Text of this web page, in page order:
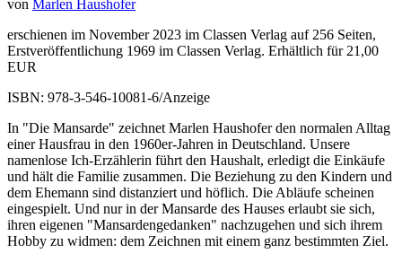
von Marlen Haushofer
erschienen im November 2023 im Classen Verlag auf 256 Seiten,
Erstveröffentlichung 1969 im Classen Verlag. Erhältlich für 21,00
EUR
ISBN: 978-3-546-10081-6/Anzeige
In "Die Mansarde" zeichnet Marlen Haushofer den normalen Alltag
einer Hausfrau in den 1960er-Jahren in Deutschland. Unsere
namenlose Ich-Erzählerin führt den Haushalt, erledigt die Einkäufe
und hält die Familie zusammen. Die Beziehung zu den Kindern und
dem Ehemann sind distanziert und höflich. Die Abläufe scheinen
eingespielt. Und nur in der Mansarde des Hauses erlaubt sie sich,
ihren eigenen "Mansardengedanken" nachzugehen und sich ihrem
Hobby zu widmen: dem Zeichnen mit einem ganz bestimmten Ziel.